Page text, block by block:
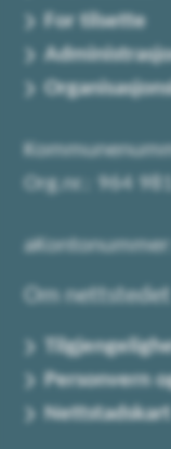
For tilsette
Org.nr.: 964
Om nettstedet
Personvern
Nettstadskart